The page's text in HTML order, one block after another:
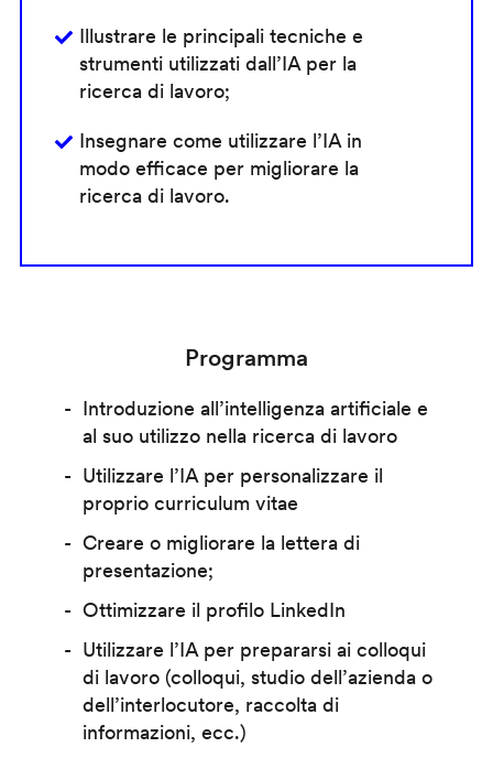
Illustrare le principali tecniche e
strumenti utilizzati dall’IA per la
ricerca di lavoro;
Insegnare come utilizzare l’IA in
modo efficace per migliorare la
ricerca di lavoro.
Programma
Introduzione all’intelligenza artificiale e
al suo utilizzo nella ricerca di lavoro
Utilizzare l’IA per personalizzare il
proprio curriculum vitae
Creare o migliorare la lettera di
presentazione;
Ottimizzare il profilo LinkedIn
Utilizzare l’IA per prepararsi ai colloqui
di lavoro (colloqui, studio dell’azienda o
dell’interlocutore, raccolta di
informazioni, ecc.)